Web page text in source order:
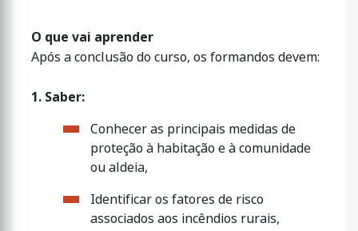
O que vai aprender
Após a conclusão do curso, os formandos devem:
1. Saber:
Conhecer as principais medidas de
proteção à habitação e à comunidade
ou aldeia,
Identificar os fatores de risco
associados aos incêndios rurais,